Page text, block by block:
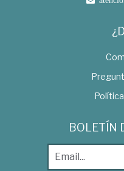
BOLETÍN